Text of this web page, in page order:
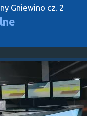
Gniewino cz. 2